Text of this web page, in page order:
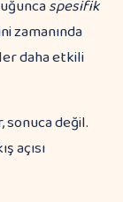
spesifik
zamanında
daha etkili
sonuca değil.
açısı